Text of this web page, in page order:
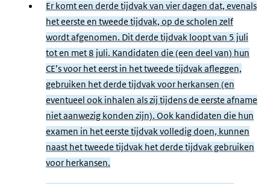
Er komt een derde tijdvak van vier dagen dat, evenals
het eerste en tweede tijdvak, op de scholen zelf
wordt afgenomen. Dit derde tijdvak loopt van 5 juli
tot en met 8 juli. Kandidaten die (een deel van) hun
CE’s voor het eerst in het tweede tijdvak afleggen,
gebruiken het derde tijdvak voor herkansen (en
eventueel ook inhalen als zij tijdens de eerste afname
niet aanwezig konden zijn). Ook kandidaten die hun
examen in het eerste tijdvak volledig doen, kunnen
naast het tweede tijdvak het derde tijdvak gebruiken
voor herkansen.